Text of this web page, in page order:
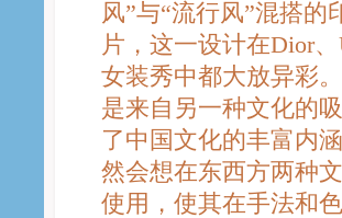
风”与“流行风”混搭
片，这一设计在Dior
女装秀中都大放异彩
是来自另一种文化的
了中国文化的丰富内
然会想在东西方两种
使用，使其在手法和